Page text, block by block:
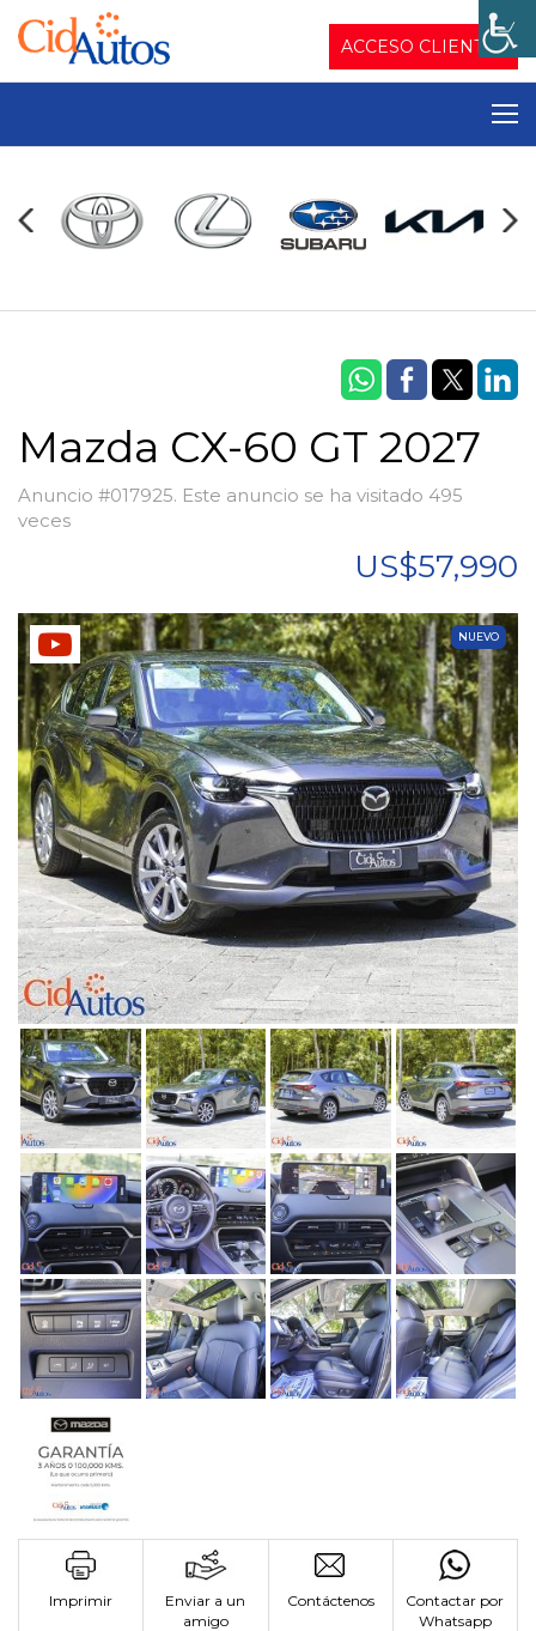
ACCESO CLIENTES
Mazda CX-60 GT 2027
Anuncio #017925. Este anuncio se ha visitado 495
veces
US$57,990
NUEVO
Imprimir
Enviar a un
amigo
Contáctenos
Contactar por
Whatsapp